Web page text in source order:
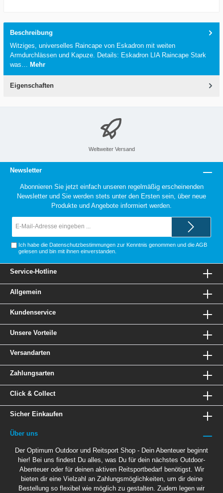
Beschreibung
Witziges, universelles Raincape von Eskadron mit weiten
Armdurchlässen und Kapuze. Details: Eskadron LIA Raincape Stark
was…
Mehr
Eigenschaften
Weltweiter Versand
Newsletter
Abonnieren Sie jetzt einfach unseren regelmäßig erscheinenden
Newsletter und Sie werden stets unter den Ersten sein, über neue
Produkte und Angebote informiert werden.
Ich habe die Datenschutzbestimmungen zur Kenntnis genommen und dieAGB
gelesen und bin mit ihnen einverstanden.
Service-Hotline
Allgemein
Kundenservice
Unsere Vorteile
Versandarten
Zahlungsarten
Click & Collect
Sicher Einkaufen
Über uns
Der Optimum Outdoor und Reitsport Shop - Dein Abenteuer beginnt
hier! Bei uns findest Du alles, was Du für dein nächstes Outdoor-
Abenteuer oder für deinen aktiven Reitsportbedarf benötigst. Wir
bieten dir eine Vielzahl an Zahlungsmöglichkeiten, um dir deine
Bestellung so flexibel wie möglich zu gestalten. Zudem legen wir